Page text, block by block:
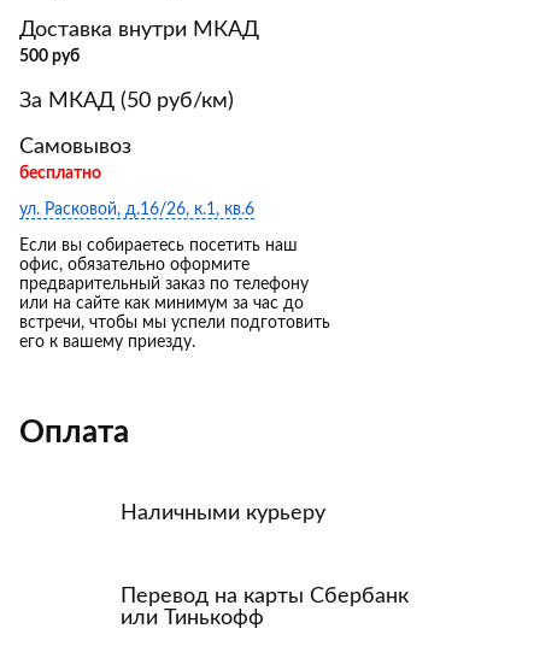
Доставка внутри МКАД
500 руб
За МКАД (50 руб/км)
Самовывоз
бесплатно
ул. Расковой, д.16/26, к.1, кв.6
Если вы собираетесь посетить наш
офис, обязательно оформите
предварительный заказ по телефону
или на сайте как минимум за час до
встречи, чтобы мы успели подготовить
его к вашему приезду.
Оплата
Наличными курьеру
Перевод на карты Сбербанк
или Тинькофф